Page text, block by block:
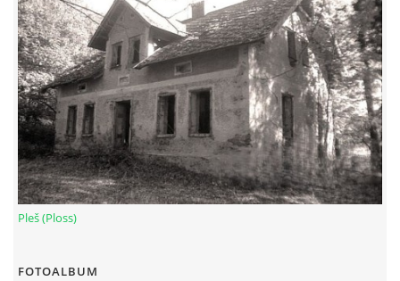
města Domažlice.
© 2026 eStránky.cz |Aktualizováno: 17. 7. 2026|Nahoru ↑
Pleš (Ploss)
FOTOALBUM